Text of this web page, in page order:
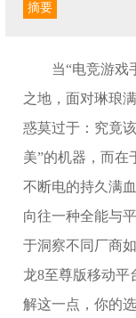
摘要
当“电竞游戏
之地，面对琳琅
惑莫过于：究竟
美”的机器，而在
不断电的持久满
向往一种全能与
于洞察不同厂商
龙8至尊版移动平
解这一点，你的